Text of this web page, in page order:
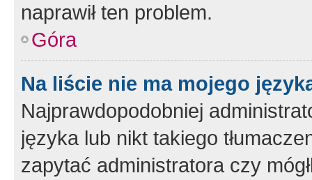
naprawił ten problem.
Góra
Na liście nie ma mojego
Najprawdopodobniej
języka lub nikt takiego
zapytać administratora czy